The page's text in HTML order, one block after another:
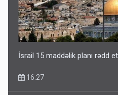
İsrail 15 maddəlik planı rədd
16:27